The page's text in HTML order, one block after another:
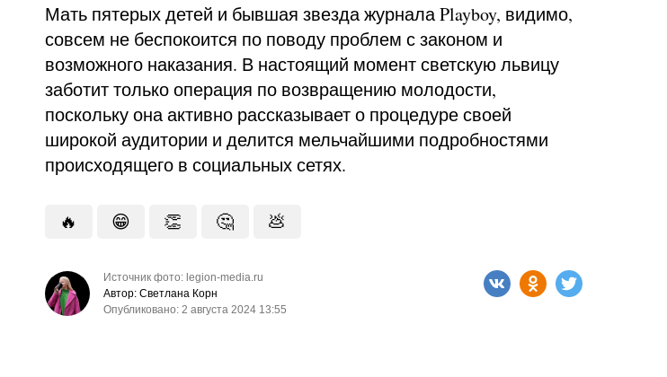
Мать пятерых детей и бывшая звезда журнала Playboy, видимо,
совсем не беспокоится по поводу проблем с законом и
возможного наказания. В настоящий момент светскую львицу
заботит только операция по возвращению молодости,
поскольку она активно рассказывает о процедуре своей
широкой аудитории и делится мельчайшими подробностями
происходящего в социальных сетях.
🔥 😁 👏 🤔 💩
Источник фото: legion-media.ru
Автор: Светлана Корн
Опубликовано: 2 августа 2024 13:55